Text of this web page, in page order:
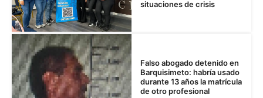
situaciones de crisis
Falso abogado detenido en
Barquisimeto: habría usado
durante 13 años la matrícula
de otro profesional